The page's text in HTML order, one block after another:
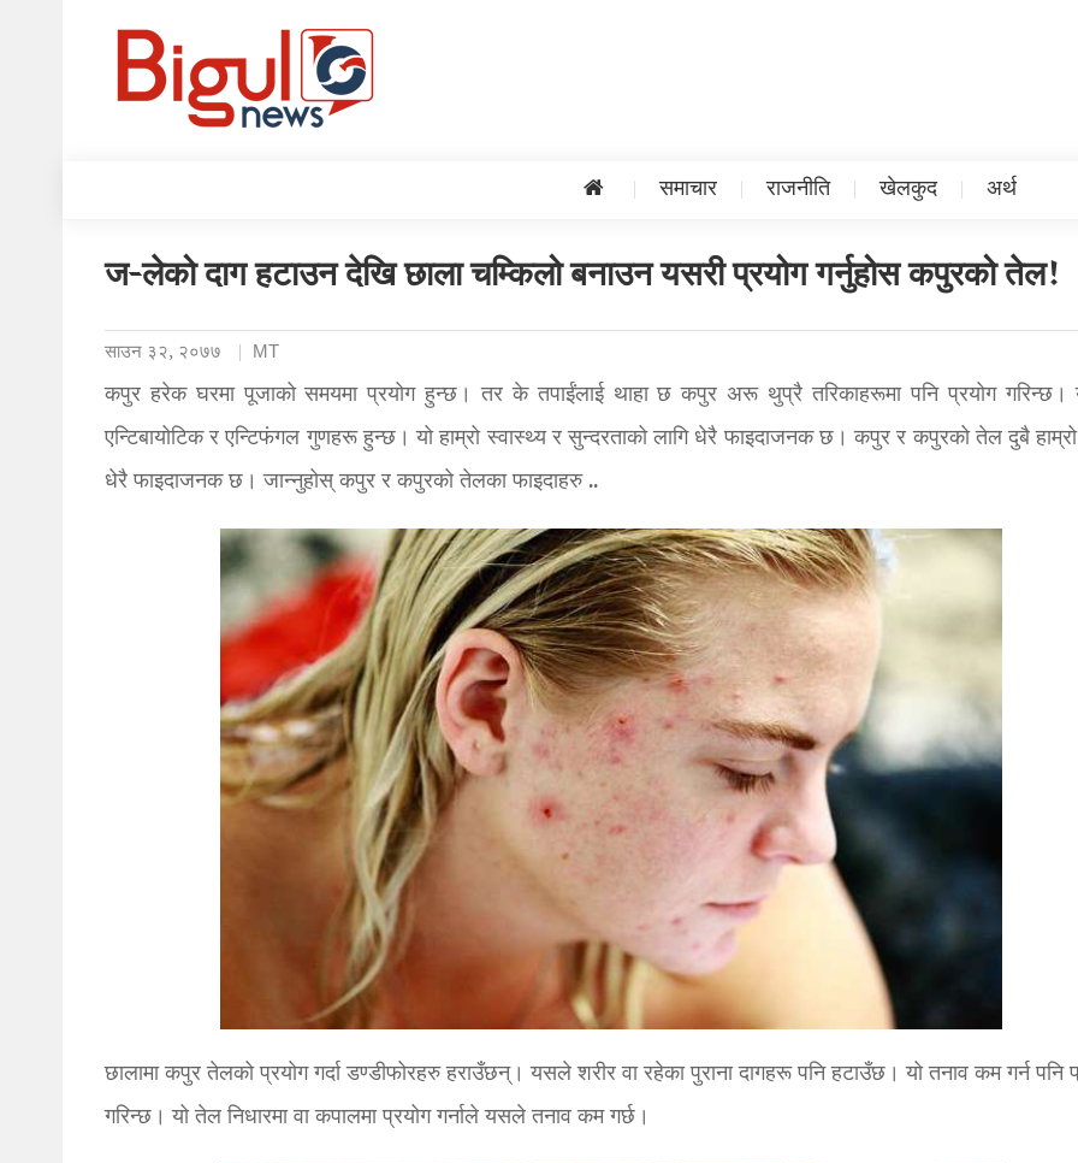
समाचार राजनीति खेलकुद अर्थ
ज-लेको दाग हटाउन देखि छाला चम्किलो बनाउन यसरी प्रयोग गर्नुहोस कपुरको तेल!
साउन ३२, २०७७ MT
कपुर हरेक घरमा पूजाको समयमा प्रयोग हुन्छ। तर के तपाईंलाई थाहा छ कपुर अरू थुप्रै तरिकाहरूमा पनि प्रयोग गरिन्छ।
एन्टिबायोटिक र एन्टिफंगल गुणहरू हुन्छ। यो हाम्रो स्वास्थ्य र सुन्दरताको लागि धेरै फाइदाजनक छ। कपुर र कपुरको तेल दुबै
धेरै फाइदाजनक छ। जान्नुहोस् कपुर र कपुरको तेलका फाइदाहरु ..
छालामा कपुर तेलको प्रयोग गर्दा डण्डीफोरहरु हराउँछन्। यसले शरीर वा रहेका पुराना दागहरू पनि हटाउँछ। यो तनाव कम गर्न पनि
गरिन्छ। यो तेल निधारमा वा कपालमा प्रयोग गर्नाले यसले तनाव कम गर्छ।